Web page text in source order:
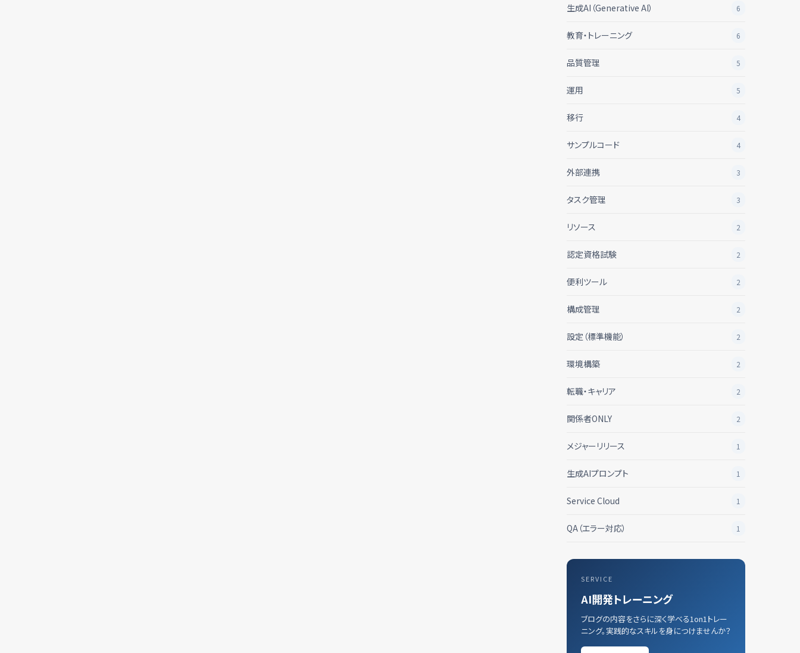
生成AI（Generative AI） 6
教育・トレーニング 6
品質管理 5
運用 5
移行 4
サンプルコード 4
外部連携 3
タスク管理 3
リソース 2
認定資格試験 2
便利ツール 2
構成管理 2
設定（標準機能） 2
環境構築 2
転職・キャリア 2
関係者ONLY 2
メジャーリリース 1
生成AIプロンプト 1
Service Cloud 1
QA（エラー対応） 1
SERVICE
AI開発トレーニング
ブログの内容をさらに深く学べる1on1トレー
ニング。実践的なスキルを身につけませんか？